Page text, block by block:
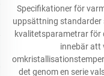
Specifikationer för
uppsättning standarder
kvalitetsparametrar för
innebär att
det genom en serie